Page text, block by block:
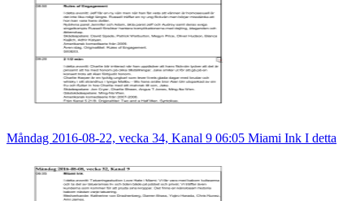
Måndag 2016-08-22, vecka 34, Kanal 9 06:05 Miami Ink I detta